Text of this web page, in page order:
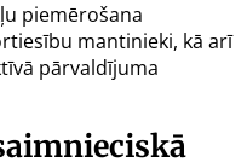
piemērošana
mantinieki, kā arī
pārvaldījuma